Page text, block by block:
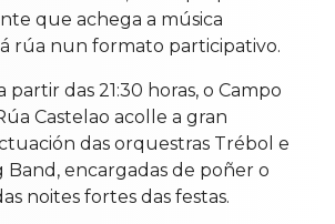
que achega a música
rúa nun formato participativo.
partir das 21:30 horas, o Campo
Castelao acolle a gran
das orquestras Trébol e
Band, encargadas de poñer o
noites fortes das festas.